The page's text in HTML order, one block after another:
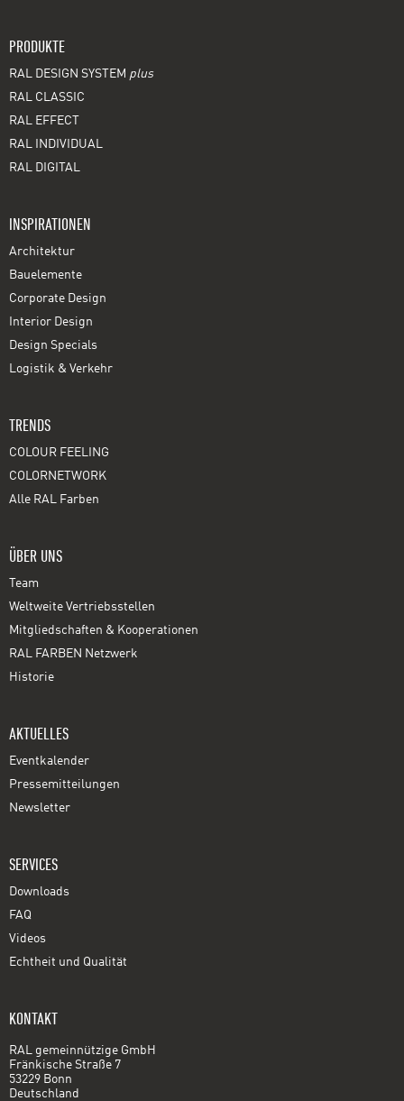
PRODUKTE
RAL DESIGN SYSTEM plus
RAL CLASSIC
RAL EFFECT
RAL INDIVIDUAL
RAL DIGITAL
INSPIRATIONEN
Architektur
Bauelemente
Corporate Design
Interior Design
Design Specials
Logistik & Verkehr
TRENDS
COLOUR FEELING
COLORNETWORK
Alle RAL Farben
ÜBER UNS
Team
Weltweite Vertriebsstellen
Mitgliedschaften & Kooperationen
RAL FARBEN Netzwerk
Historie
AKTUELLES
Eventkalender
Pressemitteilungen
Newsletter
SERVICES
Downloads
FAQ
Videos
Echtheit und Qualität
KONTAKT
RAL gemeinnützige GmbH
Fränkische Straße 7
53229 Bonn
Deutschland